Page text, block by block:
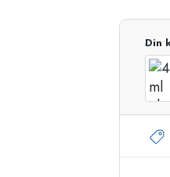
Airless
Roll on-
Din